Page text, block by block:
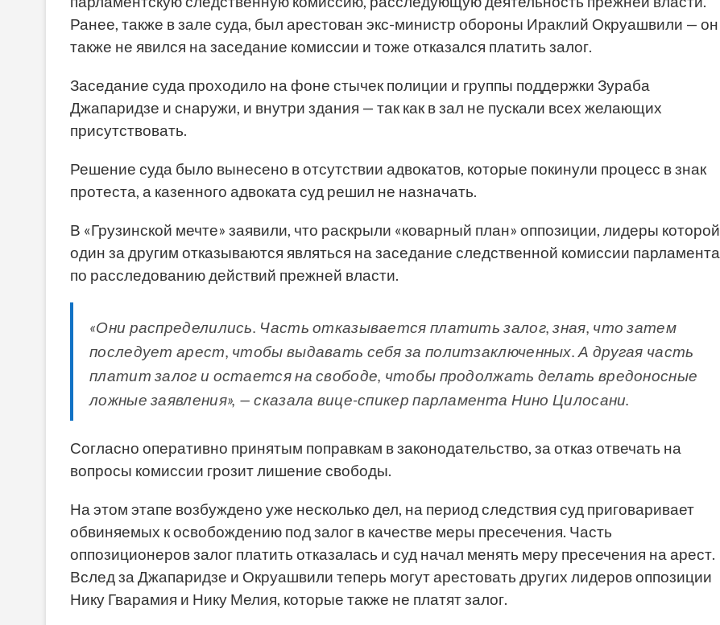
Ранее, также в зале суда, был арестован экс-министр обороны Ираклий Окруашвили — он
также не явился на заседание комиссии и тоже отказался платить залог.
Заседание суда проходило на фоне стычек полиции и группы поддержки Зураба
Джапаридзе и снаружи, и внутри здания — так как в зал не пускали всех желающих
присутствовать.
Решение суда было вынесено в отсутствии адвокатов, которые покинули процесс в знак
протеста, а казенного адвоката суд решил не назначать.
В «Грузинской мечте» заявили, что раскрыли «коварный план» оппозиции, лидеры которой
один за другим отказываются являться на заседание следственной комиссии парламента
по расследованию действий прежней власти.
«Они распределились. Часть отказывается платить залог, зная, что затем
последует арест, чтобы выдавать себя за политзаключенных. А другая часть
платит залог и остается на свободе, чтобы продолжать делать вредоносные
ложные заявления», — сказала вице-спикер парламента Нино Цилосани.
Согласно оперативно принятым поправкам в законодательство, за отказ отвечать на
вопросы комиссии грозит лишение свободы.
На этом этапе возбуждено уже несколько дел, на период следствия суд приговаривает
обвиняемых к освобождению под залог в качестве меры пресечения. Часть
оппозиционеров залог платить отказалась и суд начал менять меру пресечения на арест.
Вслед за Джапаридзе и Окруашвили теперь могут арестовать других лидеров оппозиции
Нику Гварамия и Нику Мелия, которые также не платят залог.